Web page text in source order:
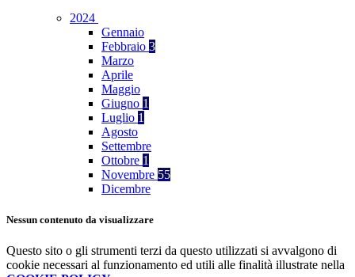
2024
Gennaio
Febbraio 3
Marzo
Aprile
Maggio
Giugno 1
Luglio 1
Agosto
Settembre
Ottobre 1
Novembre 55
Dicembre
Nessun contenuto da visualizzare
Questo sito o gli strumenti terzi da questo utilizzati si avvalgono di
cookie necessari al funzionamento ed utili alle finalità illustrate nella